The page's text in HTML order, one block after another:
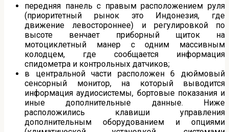
передняя панель с правым расположением руля
(приоритетный рынок это Индонезия, где
движение левостороннее) и регулировкой по
высоте венчает приборный щиток на
мотоциклетный манер с одним массивным
колодцем, где сообщается информация
спидометра и контрольных датчиков;
в центральной части расположен 6 дюймовый
сенсорный монитор, на который выводится
информация аудиосистемы, бортовые показания и
иные дополнительные данные. Ниже
расположились клавиши управления
дополнительным оборудованием и опциями